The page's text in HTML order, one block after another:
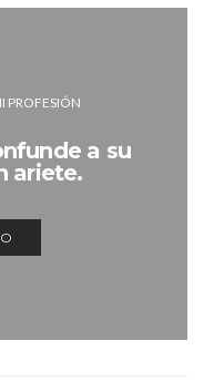
PROFESIÓN
a su
ariete.